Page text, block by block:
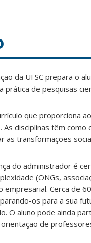
da UFSC prepara o
prática de pesquisas
que proporciona
As disciplinas têm
as transformações
do administrador é
(ONGs,
Cerca de
os para a sua
O aluno pode ainda
de